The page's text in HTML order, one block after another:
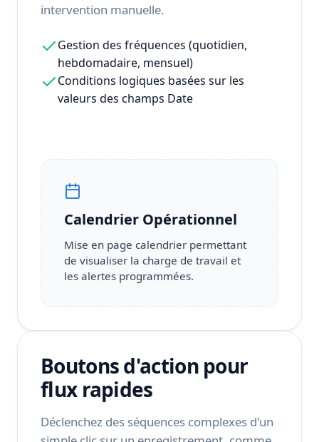
intervention manuelle.
Gestion des fréquences (quotidien,
hebdomadaire, mensuel)
Conditions logiques basées sur les
valeurs des champs Date
Calendrier Opérationnel
Mise en page calendrier permettant
de visualiser la charge de travail et
les alertes programmées.
Boutons d'action pour
flux rapides
Déclenchez des séquences complexes d'un